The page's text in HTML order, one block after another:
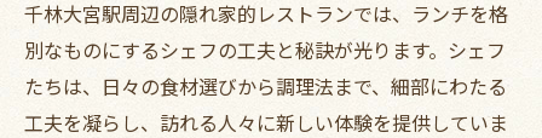
千林大宮駅周辺の隠れ家的レストランでは、ランチを格
別なものにするシェフの工夫と秘訣が光ります。シェフ
たちは、日々の食材選びから調理法まで、細部にわたる
工夫を凝らし、訪れる人々に新しい体験を提供していま